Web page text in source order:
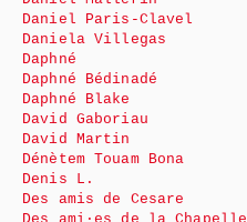
Daniel Paris-Clavel
Daniela Villegas
Daphné
Daphné Bédinadé
Daphné Blake
David Gaboriau
David Martin
Dénètem Touam Bona
Denis L.
Des amis de Cesare